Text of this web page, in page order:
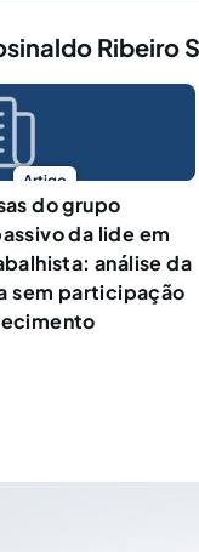
Ribeiro
Artigo
do grupo
da lide em
análise da
sem participação